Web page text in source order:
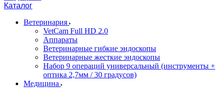
Каталог
Ветеринария
VetCam Full HD 2.0
Аппараты
Ветеринарные гибкие эндоскопы
Ветеринарные жесткие эндоскопы
Набор 9 операций универсальный (инструменты +
оптика 2,7мм / 30 градусов)
Медицина